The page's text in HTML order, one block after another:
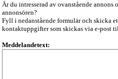
Är du intresserad av ovanstående
annonsören?
Fyll i nedanstående formulär och skicka
kontaktuppgifter som skickas via e-post
Meddelandetext: